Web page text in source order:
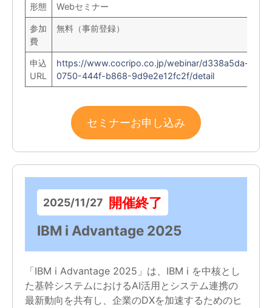
形態 Webセミナー
参加
費
無料（事前登録）
申込
URL
https://www.cocripo.co.jp/webinar/d338a5da-
0750-444f-b868-9d9e2e12fc2f/detail
セミナーお申し込み
2025/11/27
開催終了
IBM i Advantage 2025
「IBM i Advantage 2025」は、IBM i を中核とし
た基幹システムにおけるAI活用とシステム連携の
最新動向を共有し、企業のDXを加速するためのヒ